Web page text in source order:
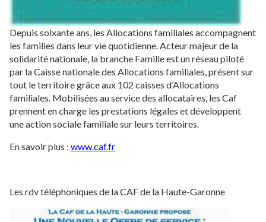
Depuis soixante ans, les Allocations familiales accompagnent
les familles dans leur vie quotidienne. Acteur majeur de la
solidarité nationale, la branche Famille est un réseau piloté
par la Caisse nationale des Allocations familiales, présent sur
tout le territoire grâce aux 102 caisses d’Allocations
familiales. Mobilisées au service des allocataires, les Caf
prennent en charge les prestations légales et développent
une action sociale familiale sur leurs territoires.
En savoir plus : www.caf.fr
Les rdv téléphoniques de la CAF de la Haute-Garonne